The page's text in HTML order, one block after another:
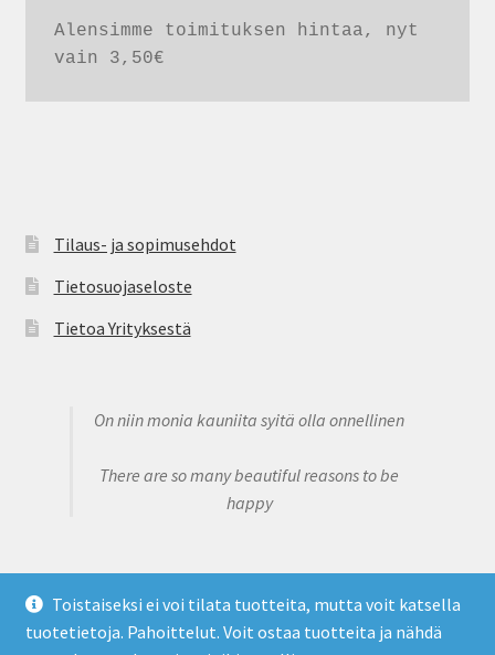
Toistaiseksi ei voi tilata tuotteita, mutta voit katsella
tuotetietoja. Pahoittelut. Voit ostaa tuotteita ja nähdä
Alensimme toimituksen hintaa, nyt
vain 3,50€
Tilaus- ja sopimusehdot
Tietosuojaseloste
Tietoa Yrityksestä
On niin monia kauniita syitä olla onnellinen
There are so many beautiful reasons to be
happy
© Claire's Sweet Bowtique 2026